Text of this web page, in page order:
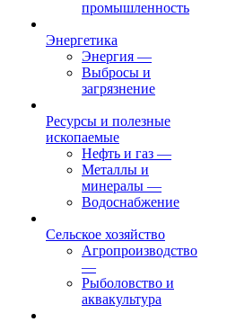
промышленность
Энергетика
Энергия —
Выбросы и
загрязнение
Ресурсы и полезные
ископаемые
Нефть и газ —
Металлы и
минералы —
Водоснабжение
Сельское хозяйство
Агропроизводство
—
Рыболовство и
аквакультура